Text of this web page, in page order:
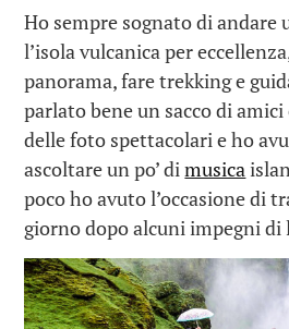
Ho sempre sognato di andare
l’isola vulcanica per
panorama, fare trekking e
parlato bene un sacco di
delle foto spettacolari e ho
ascoltare un po’ dimusica
poco ho avuto l’occasione di
giorno dopo alcuni impegni di